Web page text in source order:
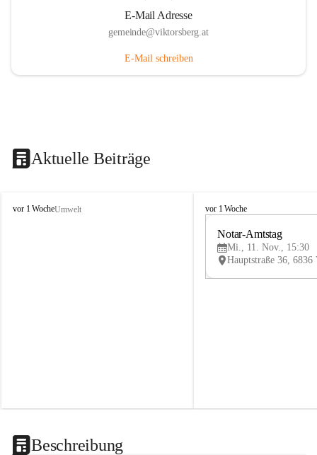
E-Mail Adresse
gemeinde@viktorsberg.at
E-Mail schreiben
Aktuelle Beiträge
V
vor 1 WocheUmwelt
V
vor 1 Woche
Notar-Amtstag
Mi., 11. Nov., 15:30
Beschreibung